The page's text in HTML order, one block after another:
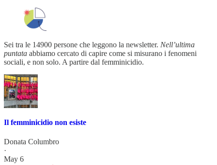
Sei tra le 14900 persone che leggono la newsletter. Nell’ultima
puntata abbiamo cercato di capire come si misurano i fenomeni
sociali, e non solo. A partire dal femminicidio.
Il femminicidio non esiste
Donata Columbro
·
May 6